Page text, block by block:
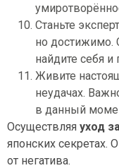
Станьте
но достижимо.
найдите себя
Живите
неудачах.
в данный
Осуществляя уход
японских секретах.
от негатива.